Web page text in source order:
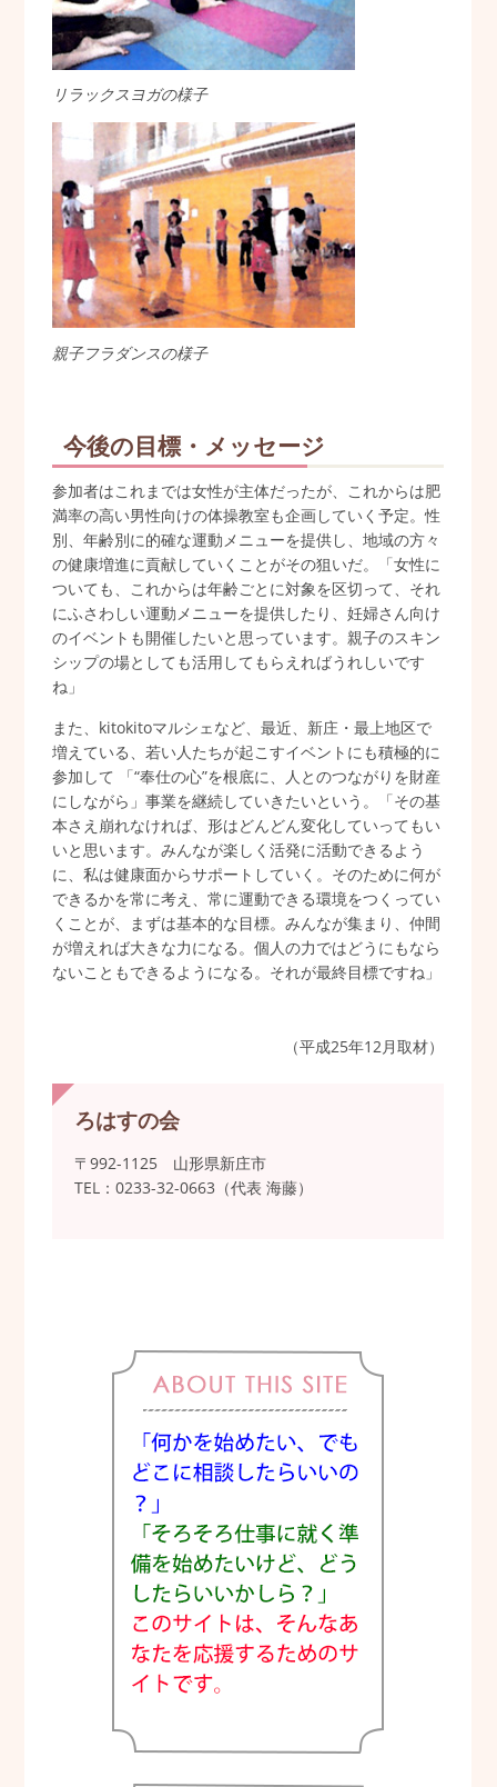
リラックスヨガの様子
親子フラダンスの様子
今後の目標・メッセージ
参加者はこれまでは女性が主体だったが、これからは肥
満率の高い男性向けの体操教室も企画していく予定。性
別、年齢別に的確な運動メニューを提供し、地域の方々
の健康増進に貢献していくことがその狙いだ。「女性に
ついても、これからは年齢ごとに対象を区切って、それ
にふさわしい運動メニューを提供したり、妊婦さん向け
のイベントも開催したいと思っています。親子のスキン
シップの場としても活用してもらえればうれしいです
ね」
また、kitokitoマルシェなど、最近、新庄・最上地区で
増えている、若い人たちが起こすイベントにも積極的に
参加して 「“奉仕の心”を根底に、人とのつながりを財産
にしながら」事業を継続していきたいという。「その基
本さえ崩れなければ、形はどんどん変化していってもい
いと思います。みんなが楽しく活発に活動できるよう
に、私は健康面からサポートしていく。そのために何が
できるかを常に考え、常に運動できる環境をつくってい
くことが、まずは基本的な目標。みんなが集まり、仲間
が増えれば大きな力になる。個人の力ではどうにもなら
ないこともできるようになる。それが最終目標ですね」
（平成25年12月取材）
ろはすの会
〒992-1125 山形県新庄市
TEL：0233-32-0663（代表 海藤）